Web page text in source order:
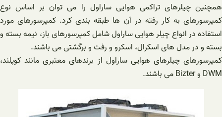
همچنین چیلرهای تراکمی هوایی ساراول را می توان بر اساس نوع
کمپرسورهای به کار رفته در آن ها طبقه بندی کرد. کمپرسورهای مورد
استفاده در انواع چیلر هوایی ساراول شامل کمپرسورهای باز، نیمه بسته و
بسته و در مدل های اسکرال، اسکرو و رفت و برگشتی می باشند.
کمپرسورهای چیلرهای هوایی ساراول از برندهای معتبری مانند کوپلند،
DWM و Bizter می باشند.